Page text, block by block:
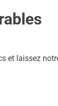
et laissez